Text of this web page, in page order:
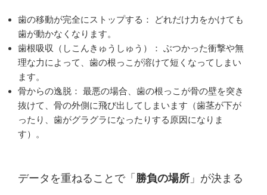
歯の移動が完全にストップする： どれだけ力をかけても
歯が動かなくなります。
歯根吸収（しこんきゅうしゅう）： ぶつかった衝撃や無
理な力によって、歯の根っこが溶けて短くなってしまい
ます。
骨からの逸脱： 最悪の場合、歯の根っこが骨の壁を突き
抜けて、骨の外側に飛び出してしまいます（歯茎が下が
ったり、歯がグラグラになったりする原因になりま
す）。
データを重ねることで「 勝負の場所 」が決まる